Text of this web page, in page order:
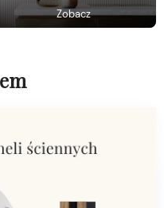
Zobacz